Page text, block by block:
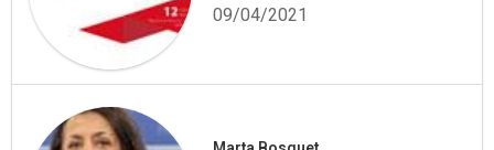
09/04/2021